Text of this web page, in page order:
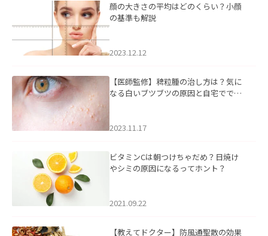
顔の大きさの平均はどのくらい？小顔
の基準も解説
2023.12.12
【医師監修】稗粒腫の治し方は？気に
なる白いブツブツの原因と自宅ででき
2023.11.17
ビタミンCは朝つけちゃだめ？日焼け
やシミの原因になるってホント？
2021.09.22
【教えてドクター】防風通聖散の効果